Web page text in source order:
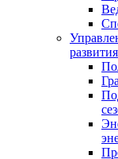
развития